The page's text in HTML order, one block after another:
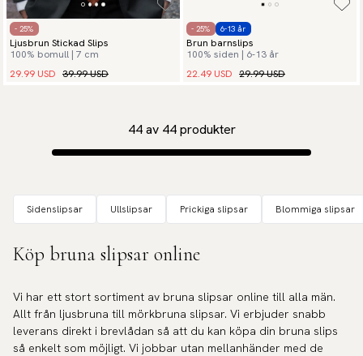
- 25%
Ljusbrun Stickad Slips
100% bomull | 7 cm
29.99 USD 39.99 USD
- 25% 6-13 år
Brun barnslips
100% siden | 6-13 år
22.49 USD 29.99 USD
44 av 44 produkter
Sidenslipsar Ullslipsar Prickiga slipsar Blommiga slipsar
Köp bruna slipsar online
Vi har ett stort sortiment av bruna slipsar online till alla män.
Allt från ljusbruna till mörkbruna slipsar. Vi erbjuder snabb
leverans direkt i brevlådan så att du kan köpa din bruna slips
så enkelt som möjligt. Vi jobbar utan mellanhänder med de